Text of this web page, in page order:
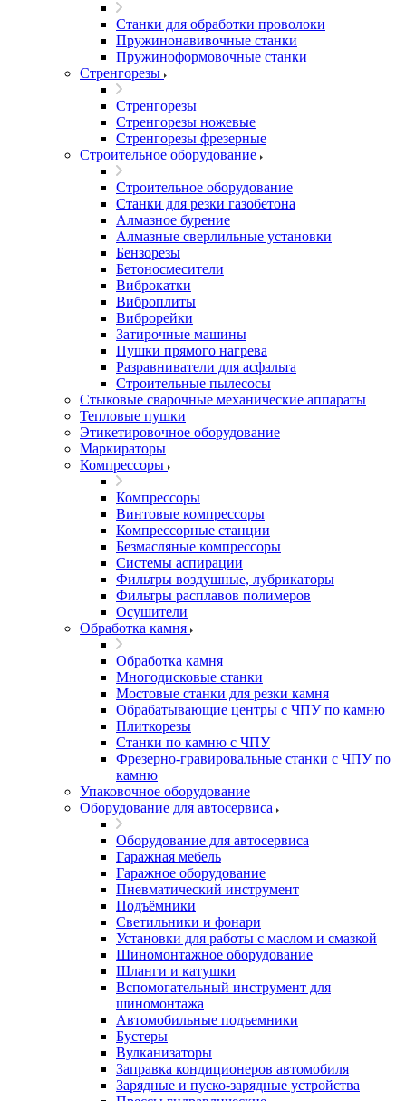
Станки для обработки проволоки
Пружинонавивочные станки
Пружиноформовочные станки
Стренгорезы
Стренгорезы
Стренгорезы ножевые
Стренгорезы фрезерные
Строительное оборудование
Строительное оборудование
Станки для резки газобетона
Алмазное бурение
Алмазные сверлильные установки
Бензорезы
Бетоносмесители
Виброкатки
Виброплиты
Виброрейки
Затирочные машины
Пушки прямого нагрева
Разравниватели для асфальта
Строительные пылесосы
Стыковые сварочные механические аппараты
Тепловые пушки
Этикетировочное оборудование
Маркираторы
Компрессоры
Компрессоры
Винтовые компрессоры
Компрессорные станции
Безмасляные компрессоры
Системы аспирации
Фильтры воздушные, лубрикаторы
Фильтры расплавов полимеров
Осушители
Обработка камня
Обработка камня
Многодисковые станки
Мостовые станки для резки камня
Обрабатывающие центры с ЧПУ по камню
Плиткорезы
Станки по камню с ЧПУ
Фрезерно-гравировальные станки с ЧПУ по
камню
Упаковочное оборудование
Оборудование для автосервиса
Оборудование для автосервиса
Гаражная мебель
Гаражное оборудование
Пневматический инструмент
Подъёмники
Светильники и фонари
Установки для работы с маслом и смазкой
Шиномонтажное оборудование
Шланги и катушки
Вспомогательный инструмент для
шиномонтажа
Автомобильные подъемники
Бустеры
Вулканизаторы
Заправка кондиционеров автомобиля
Зарядные и пуско-зарядные устройства